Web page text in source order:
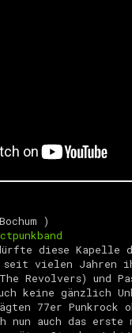
)
dürfte diese
vielen Jahren
Revolvers) und
keine gänzlich
77er Punkrock
nun auch das erste